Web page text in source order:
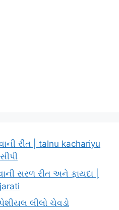
રીત | talnu kachariyu
સરળ રીત અને ફાયદા |
લીલો ચેવડો